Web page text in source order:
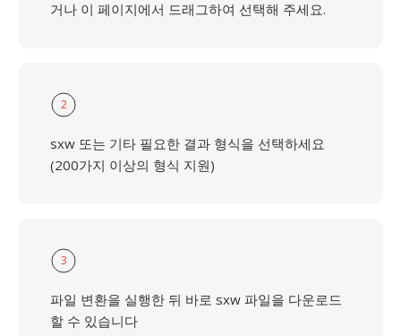
거나 이 페이지에서 드래그하여 선택해 주세요.
2
sxw 또는 기타 필요한 결과 형식을 선택하세요
(200가지 이상의 형식 지원)
3
파일 변환을 실행한 뒤 바로 sxw 파일을 다운로드
할 수 있습니다